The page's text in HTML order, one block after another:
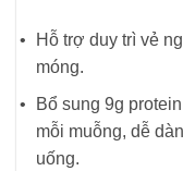
Hỗ trợ duy trì vẻ
móng.
Bổ sung 9g
mỗi muỗng, dễ
uống.